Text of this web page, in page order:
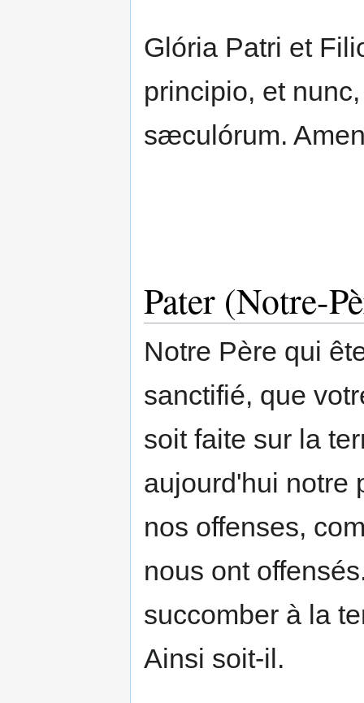
Glória Patri et
principio, et
sæculórum.
Pater (Notre-
Notre Père qui
sanctifié, que
soit faite sur la
aujourd'hui notre
nos offenses,
nous ont
succomber à la
Ainsi soit-il.